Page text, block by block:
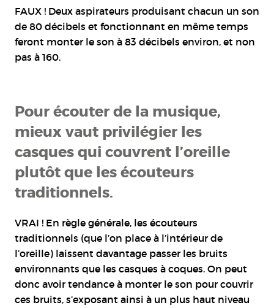
FAUX ! Deux aspirateurs produisant chacun un son
de 80 décibels et fonctionnant en même temps
feront monter le son à 83 décibels environ, et non
pas à 160.
Pour écouter de la musique,
mieux vaut privilégier les
casques qui couvrent l’oreille
plutôt que les écouteurs
traditionnels.
VRAI ! En règle générale, les écouteurs
traditionnels (que l’on place à l’intérieur de
l’oreille) laissent davantage passer les bruits
environnants que les casques à coques. On peut
donc avoir tendance à monter le son pour couvrir
ces bruits, s’exposant ainsi à un plus haut niveau